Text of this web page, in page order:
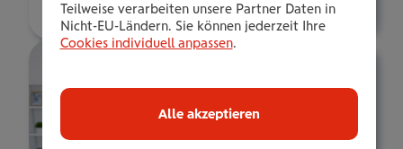
Teilweise verarbeiten unsere Partner Daten in
Nicht-EU-Ländern. Sie können jederzeit Ihre
Cookies individuell anpassen.
Alle akzeptieren